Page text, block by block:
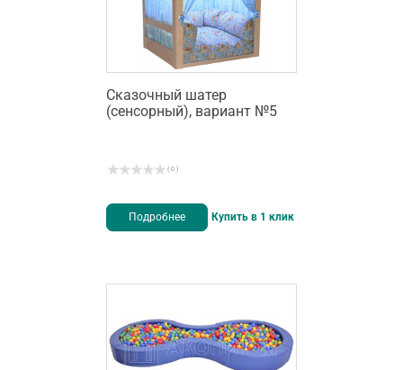
Сказочный шатер
(сенсорный), вариант №5
( 0 )
Подробнее Купить в 1 клик